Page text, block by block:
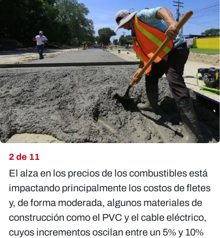
2 de 11
El alza en los precios de los combustibles está
impactando principalmente los costos de fletes
y, de forma moderada, algunos materiales de
construcción como el PVC y el cable eléctrico,
cuyos incrementos oscilan entre un 5% y 10%